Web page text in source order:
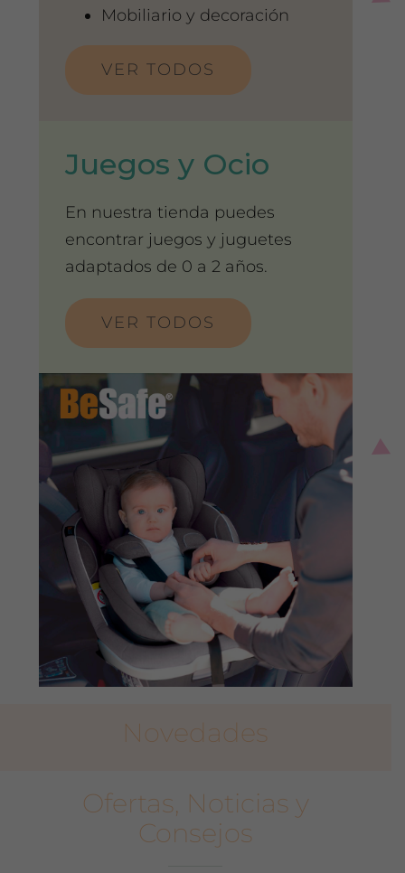
Mobiliario y decoración
VER TODOS
Juegos y Ocio
En nuestra tienda puedes
encontrar juegos y juguetes
adaptados de 0 a 2 años.
VER TODOS
Novedades
Ofertas, Noticias y
Consejos